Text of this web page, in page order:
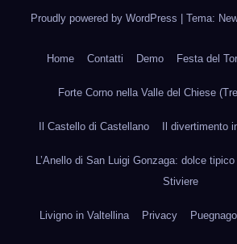
Proudly powered by WordPress Tema:
Home Contatti Demo Festa del
Forte Corno nella Valle del Chiese
Il Castello di Castellano Il divertimento
L’Anello di San Luigi Gonzaga: dolce
Stiviere
Livigno in Valtellina Privacy